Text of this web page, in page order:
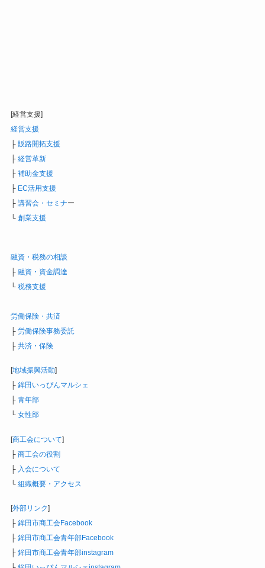
[経営支援]
経営支援
├ 販路開拓支援
├ 経営革新
├ 補助金支援
├ EC活用支援
├ 講習会・セミナー
└ 創業支援
融資・税務の相談
├ 融資・資金調達
└ 税務支援
労働保険・共済
├ 労働保険事務委託
├ 共済・保険
[地域振興活動]
├ 鉾田いっぴんマルシェ
├ 青年部
└ 女性部
[商工会について]
├ 商工会の役割
├ 入会について
└ 組織概要・アクセス
[外部リンク]
├ 鉾田市商工会Facebook
├ 鉾田市商工会青年部Facebook
├ 鉾田市商工会青年部instagram